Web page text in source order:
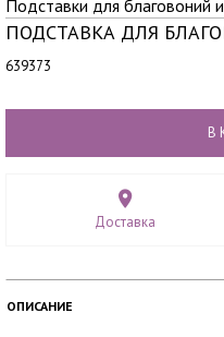
Подставки для благовоний
ПОДСТАВКА ДЛЯ
639373
В
Доставка
ОПИСАНИЕ